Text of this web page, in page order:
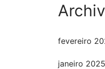
fevereiro
janeiro 2025